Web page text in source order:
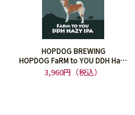
HOPDOG BREWING
HOPDOG FaRM to YOU DDH Hazy
IPA
3,960円（税込）